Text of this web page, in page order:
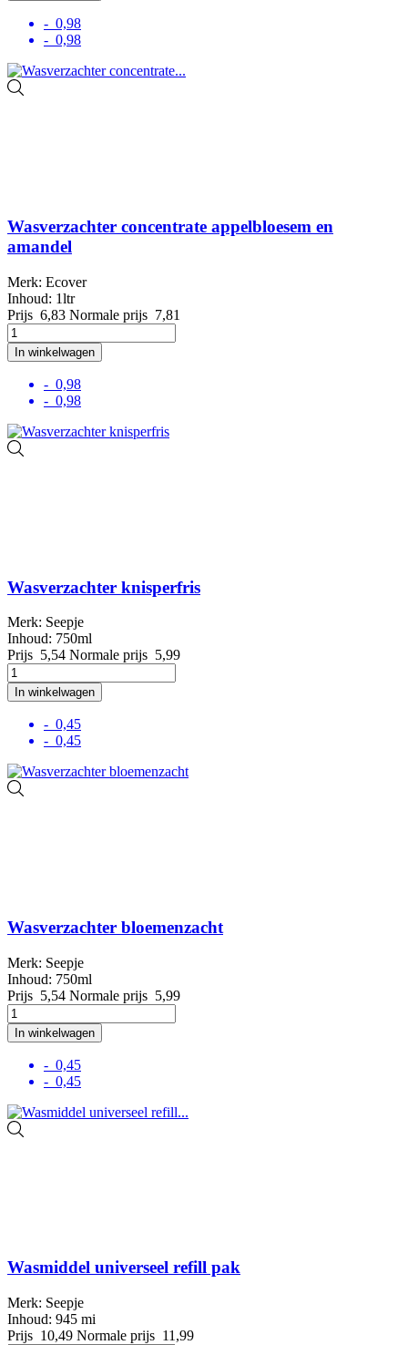
- 0,98
- 0,98
Wasverzachter concentrate appelbloesem en
amandel
Merk: Ecover
Inhoud: 1ltr
Prijs 6,83 Normale prijs 7,81
In winkelwagen
- 0,98
- 0,98
Wasverzachter knisperfris
Merk: Seepje
Inhoud: 750ml
Prijs 5,54 Normale prijs 5,99
In winkelwagen
- 0,45
- 0,45
Wasverzachter bloemenzacht
Merk: Seepje
Inhoud: 750ml
Prijs 5,54 Normale prijs 5,99
In winkelwagen
- 0,45
- 0,45
Wasmiddel universeel refill pak
Merk: Seepje
Inhoud: 945 mi
Prijs 10,49 Normale prijs 11,99